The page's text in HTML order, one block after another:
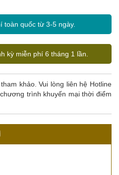
toàn quốc từ 3-5 ngày.
kỳ miễn phí 6 tháng 1 lần.
khảo. Vui lòng liên hệ Hotline
trình khuyến mại thời điểm